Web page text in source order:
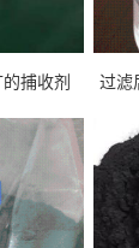
捕收剂 过滤